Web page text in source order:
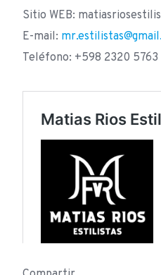
Sitio WEB:
E-mail:
Teléfono: +598 2320 5763